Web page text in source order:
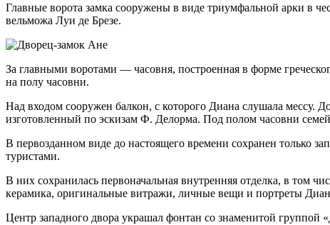
Главные ворота замка сооружены в виде триумфальной арки в
вельможа Луи де Брезе.
За главными воротами — часовня, построенная в форме
на полу часовни.
Над входом сооружен балкон, с которого Диана слушала мессу.
изготовленный по эскизам Ф. Делорма. Под полом часовни
В первозданном виде до настоящего времени сохранен только
туристами.
В них сохранилась первоначальная внутренняя отделка, в
керамика, оригинальные витражи, личные вещи и портреты
Центр западного двора украшал фонтан со знаменитой группой